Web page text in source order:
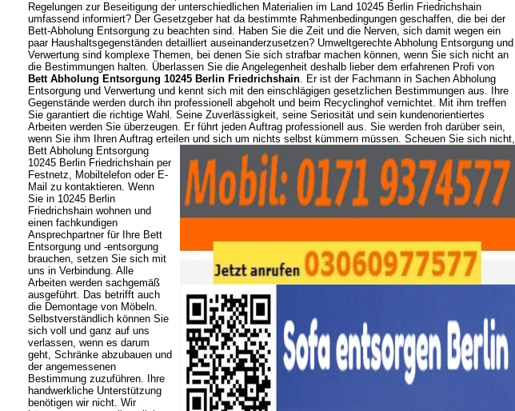
Regelungen zur Beseitigung der unterschiedlichen Materialien im Land 10245 Berlin Friedrichshain
umfassend informiert? Der Gesetzgeber hat da bestimmte Rahmenbedingungen geschaffen, die bei der
Bett-Abholung Entsorgung zu beachten sind. Haben Sie die Zeit und die Nerven, sich damit wegen ein
paar Haushaltsgegenständen detailliert auseinanderzusetzen? Umweltgerechte Abholung Entsorgung und
Verwertung sind komplexe Themen, bei denen Sie sich strafbar machen können, wenn Sie sich nicht an
die Bestimmungen halten. Überlassen Sie die Angelegenheit deshalb lieber dem erfahrenen Profi von
Bett Abholung Entsorgung 10245 Berlin Friedrichshain. Er ist der Fachmann in Sachen Abholung
Entsorgung und Verwertung und kennt sich mit den einschlägigen gesetzlichen Bestimmungen aus. Ihre
Gegenstände werden durch ihn professionell abgeholt und beim Recyclinghof vernichtet. Mit ihm treffen
Sie garantiert die richtige Wahl. Seine Zuverlässigkeit, seine Seriosität und sein kundenorientiertes
Arbeiten werden Sie überzeugen. Er führt jeden Auftrag professionell aus. Sie werden froh darüber sein,
wenn Sie ihm Ihren Auftrag erteilen und sich um nichts selbst kümmern müssen. Scheuen Sie sich nicht,
Bett Abholung Entsorgung
10245 Berlin Friedrichshain per
Festnetz, Mobiltelefon oder E-
Mail zu kontaktieren. Wenn
Sie in 10245 Berlin
Friedrichshain wohnen und
einen fachkundigen
Ansprechpartner für Ihre Bett
Entsorgung und -entsorgung
brauchen, setzen Sie sich mit
uns in Verbindung. Alle
Arbeiten werden sachgemäß
ausgeführt. Das betrifft auch
die Demontage von Möbeln.
Selbstverständlich können Sie
sich voll und ganz auf uns
verlassen, wenn es darum
geht, Schränke abzubauen und
der angemessenen
Bestimmung zuzuführen. Ihre
handwerkliche Unterstützung
benötigen wir nicht. Wir